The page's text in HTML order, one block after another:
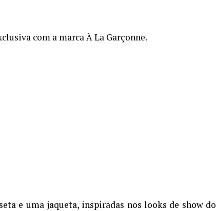
com a marca À La Garçonne.
e uma jaqueta, inspiradas nos looks de show do